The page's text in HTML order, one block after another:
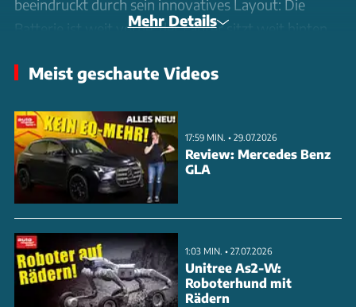
beeindruckt durch sein innovatives Layout: Die
Batterie ist weit vorne, der Fahrer sitzt weit hinten.
Aluminiumkarosserie bietet das Fahrzeug Komfort
an der Hinterachse, ermöglichen ein dynamisches
Fahrverhalten. Die Hinterachse kann unabhängig
antreiben und rekuperieren, was das Handling
verbessert. Die Luftfederung und Hinterradlenkung
erhöhen die Wendigkeit. Der Jaguar GT ist 5 Meter
lang und hat eine 120 kWh Batterie. Erleben Sie die
Zukunft der Elektromobilität. Schauen Sie sich das
Video an, um mehr zu erfahren.
Mehr Details
Meist geschaute Videos
17:59 MIN. • 29.07.2026
Review: Mercedes Benz
GLA
1:03 MIN. • 27.07.2026
Unitree As2-W:
Roboterhund mit
Rädern